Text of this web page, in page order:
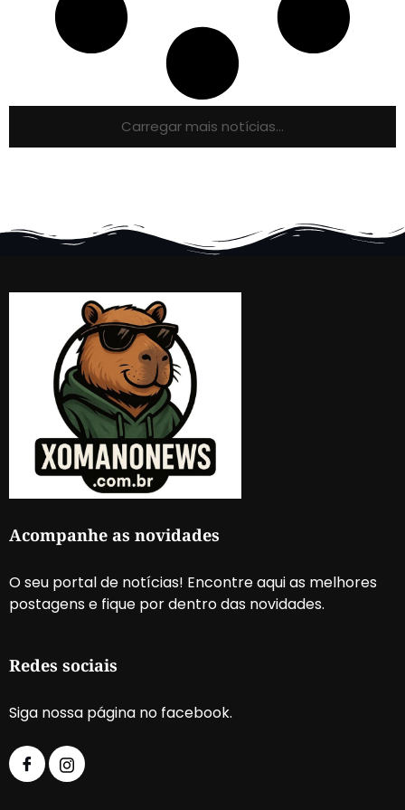
Carregar mais notícias...
Acompanhe as novidades
O seu portal de notícias! Encontre aqui as melhores
postagens e fique por dentro das novidades.
Redes sociais
Siga nossa página no facebook.